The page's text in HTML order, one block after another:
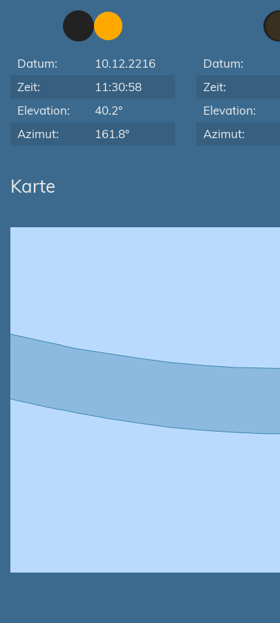
Datum:
10.12.2216
Zeit:
11:30:58
Elevation:
40.2°
Azimut:
161.8°
Datum:
Zeit:
Elevation:
Azimut:
Karte